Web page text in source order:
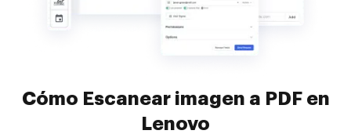
Cómo Escanear imagen a PDF en
Lenovo